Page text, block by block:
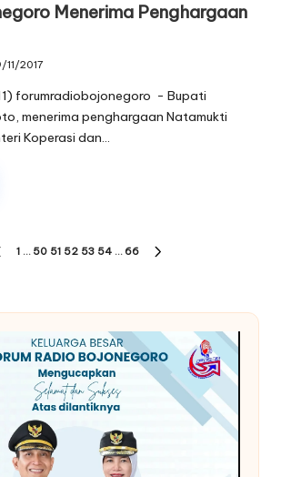
Menerima Penghargaan
11/2017
forumradiobojonegoro - Bupati
menerima penghargaan Natamukti
Koperasi dan…
1 … 50 51 52 53 54 … 66